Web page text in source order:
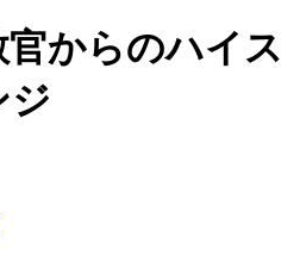
官からのハイス
ジ